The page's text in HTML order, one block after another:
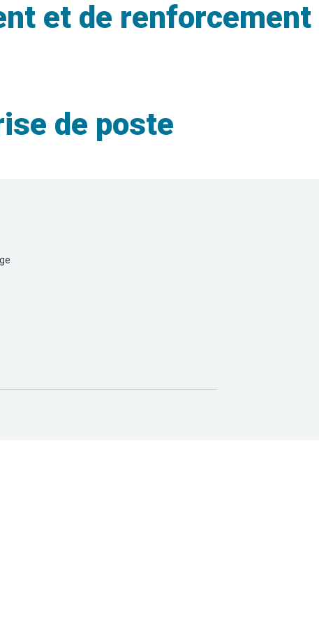
et de renforcement
de poste